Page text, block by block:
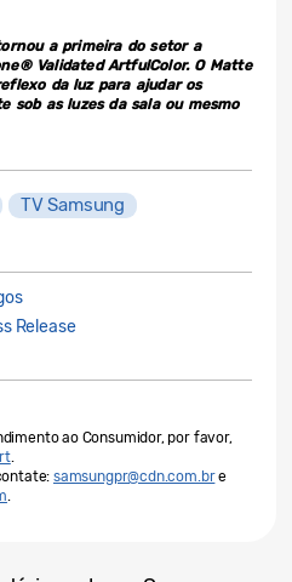
a primeira do setor a
Validated ArtfulColor. O Matte
da luz para ajudar os
sob as luzes da sala ou mesmo
TV Samsung
Release
ao Consumidor, por favor,
.
samsungpr@cdn.com.bre
.